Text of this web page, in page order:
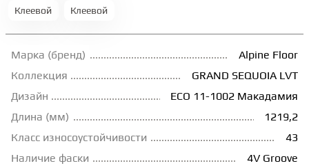
КЛЕЙ
НАЛИВНОЙ ПОЛ
Клеевой Клеевой
Марка (бренд)
Alpine Floor
Коллекция
GRAND SEQUOIA LVT
Дизайн
ЕСО 11-1002 Макадамия
Длина (мм)
1219,2
Класс износоустойчивости
43
Наличие фаски
4V Groove